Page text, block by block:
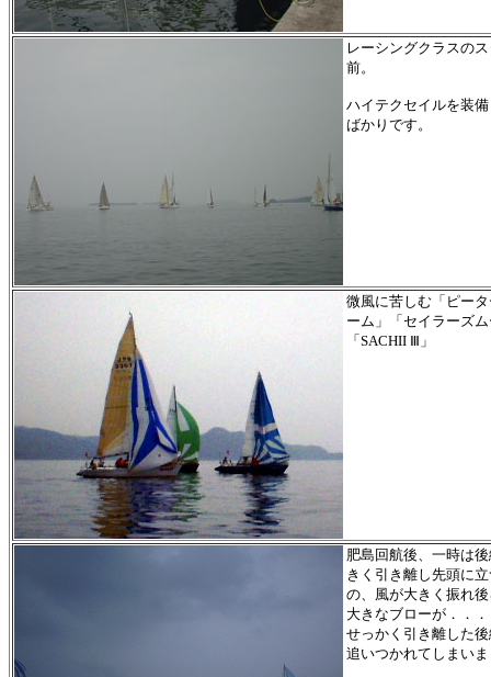
レーシングクラスの
前。
ハイテクセイルを装
ばかりです。
微風に苦しむ「ピー
ーム」「セイラーズ
「SACHII Ⅲ」
肥島回航後、一時は
きく引き離し先頭に
の、風が大きく振れ
大きなブローが．．．
せっかく引き離した
追いつかれてしまい